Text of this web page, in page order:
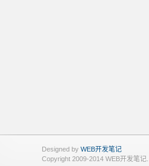
Designed by WEB开发笔记
Copyright 2009-2014 WEB开发笔